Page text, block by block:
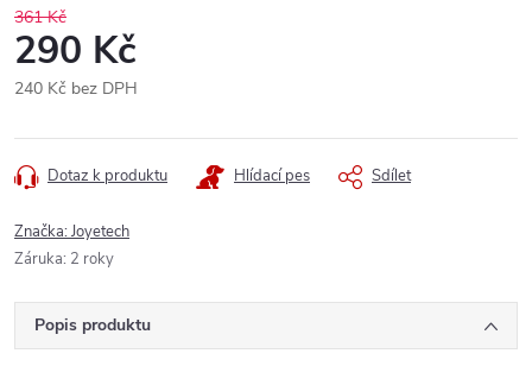
361 Kč
290 Kč
240 Kč bez DPH
cena:
Dotaz k produktu Hlídací pes Sdílet
Značka:Joyetech
Záruka: 2 roky
Popis produktu